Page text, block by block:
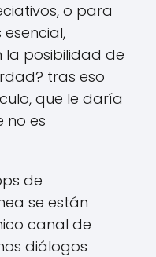
o para
la posibilidad de
tras eso
que le daría
no es
de
se están
canal de
diálogos